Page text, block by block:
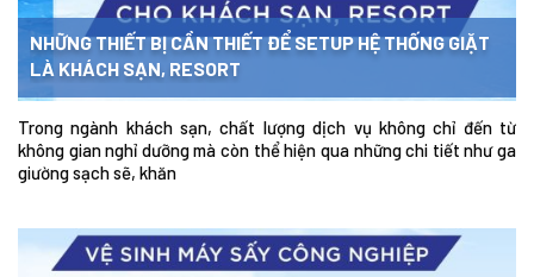
NHỮNG THIẾT BỊ CẦN THIẾT ĐỂ SETUP HỆ THỐNG GIẶT
LÀ KHÁCH SẠN, RESORT
Trong ngành khách sạn, chất lượng dịch vụ không chỉ đến từ
không gian nghỉ dưỡng mà còn thể hiện qua những chi tiết như ga
giường sạch sẽ, khăn